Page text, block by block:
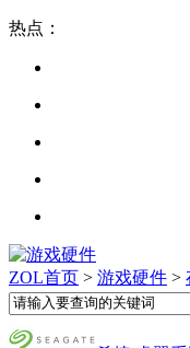
热点：
ZOL首页 > 游戏硬件 >